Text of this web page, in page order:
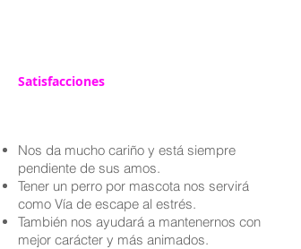
Satisfacciones
Nos da mucho cariño y está siempre
pendiente de sus amos.
Tener un perro por mascota nos servirá
como Vía de escape al estrés.
También nos ayudará a mantenernos con
mejor carácter y más animados.